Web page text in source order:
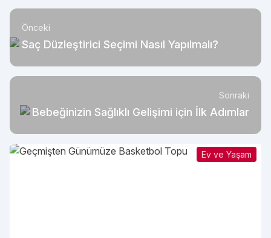
Önceki
Saç Düzleştirici Seçimi Nasıl Yapılmalı?
Sonraki
Bebeğinizin Sağlıklı Gelişimi için İlk Adımlar
Ev ve Yaşam